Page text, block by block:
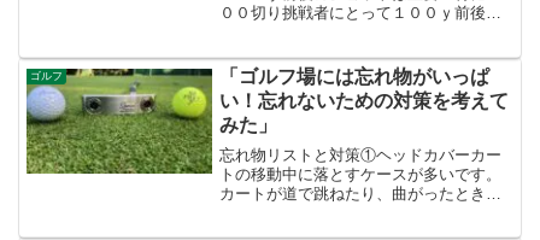
００切り挑戦者にとって１００ｙ前後か
からピンまでの位置次第では２パット以
上がちらつく。グリーンで...
ゴルフ
「ゴルフ場には忘れ物がいっぱ
い！忘れないための対策を考えて
みた」
忘れ物リストと対策①ヘッドカバーカー
トの移動中に落とすケースが多いです。
カートが道で跳ねたり、曲がったときに